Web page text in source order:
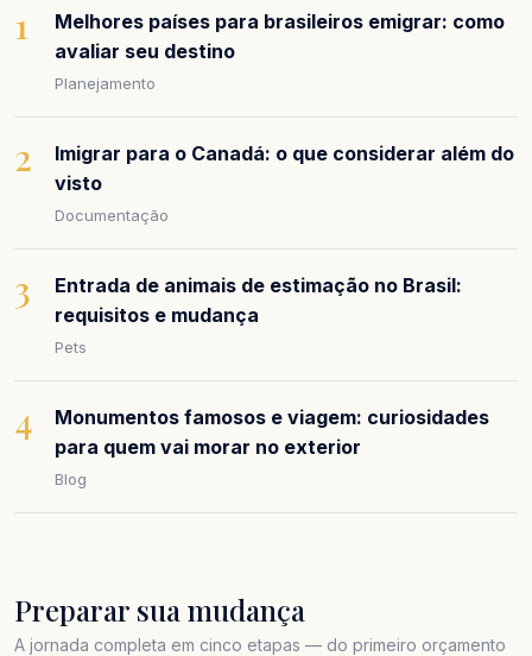
1
Melhores países para brasileiros emigrar: como
avaliar seu destino
Planejamento
2
Imigrar para o Canadá: o que considerar além do
visto
Documentação
3
Entrada de animais de estimação no Brasil:
requisitos e mudança
Pets
4
Monumentos famosos e viagem: curiosidades
para quem vai morar no exterior
Blog
Preparar sua mudança
A jornada completa em cinco etapas — do primeiro orçamento